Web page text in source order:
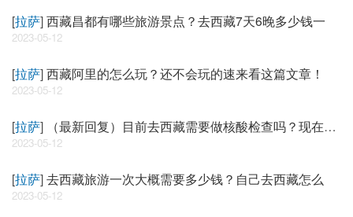
[拉萨]西藏昌都有哪些旅游景点？去西藏7天6晚多少钱一
2023-05-12
[拉萨]西藏阿里的怎么玩？还不会玩的速来看这篇文章！
2023-05-12
[拉萨]
（最新回复）目前去西藏需要做核酸检查吗？现在去
西
2023-05-12
[拉萨]去西藏旅游一次大概需要多少钱？自己去西藏怎么
2023-05-12